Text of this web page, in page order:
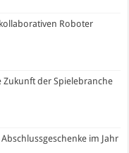
Roboter
Zukunft der Spielebranche
im Jahr